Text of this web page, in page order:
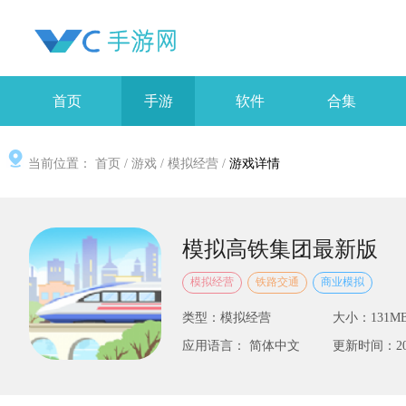
首页 手游 软件 合集
当前位置： 首页 / 游戏 / 模拟经营 / 游戏详情
模拟高铁集团最新版
模拟经营 铁路交通 商业模拟
类型：模拟经营 大小：
应用语言： 简体中文 更新时间：